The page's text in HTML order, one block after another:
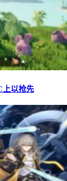
上以抢先